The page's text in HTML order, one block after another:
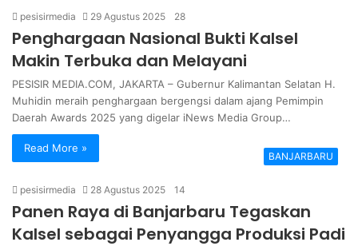
pesisirmedia 29 Agustus 2025 28
Penghargaan Nasional Bukti Kalsel
Makin Terbuka dan Melayani
PESISIR MEDIA.COM, JAKARTA – Gubernur Kalimantan Selatan H.
Muhidin meraih penghargaan bergengsi dalam ajang Pemimpin
Daerah Awards 2025 yang digelar iNews Media Group…
Read More »
BANJARBARU
pesisirmedia 28 Agustus 2025 14
Panen Raya di Banjarbaru Tegaskan
Kalsel sebagai Penyangga Produksi Padi